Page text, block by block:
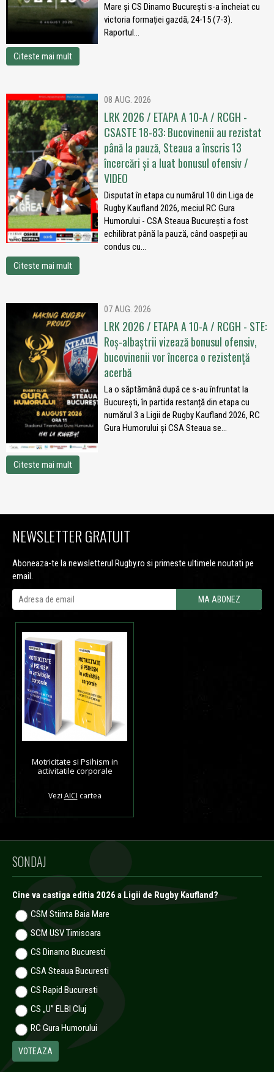
Mare și CS Dinamo București s-a încheiat cu
victoria formației gazdă, 24-15 (7-3).
Raportul...
Citeste mai mult
08 AUG. 2026
LRK 2026 / ETAPA A 10-A / RCGH -
CSASTE 18-83: Bucovinenii au rezistat
până la pauză, Steaua a înscris 13
încercări și a luat bonusul ofensiv /
VIDEO
Disputat în etapa cu numărul 10 din Liga de
Rugby Kaufland 2026, meciul RC Gura
Humorului - CSA Steaua București a fost
echilibrat până la pauză, când oaspeții au
condus cu...
Citeste mai mult
07 AUG. 2026
LRK 2026 / ETAPA A 10-A / RCGH - STE:
Roș-albaștrii vizează bonusul ofensiv,
bucovinenii vor încerca o rezistență
acerbă
La o săptămână după ce s-au înfruntat la
București, în partida restanță din etapa cu
numărul 3 a Ligii de Rugby Kaufland 2026, RC
Gura Humorului și CSA Steaua se...
Citeste mai mult
NEWSLETTER GRATUIT
Aboneaza-te la newsletterul Rugby.ro si primeste ultimele noutati pe
email.
Motricitate si Psihism in
activitatile corporale
Vezi AICI cartea
SONDAJ
Cine va castiga editia 2026 a Ligii de Rugby Kaufland?
CSM Stiinta Baia Mare
SCM USV Timisoara
CS Dinamo Bucuresti
CSA Steaua Bucuresti
CS Rapid Bucuresti
CS „U” ELBI Cluj
RC Gura Humorului